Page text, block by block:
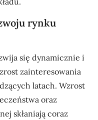
rynku
się dynamicznie i
zainteresowania
latach. Wzrost
oraz
skłaniają coraz